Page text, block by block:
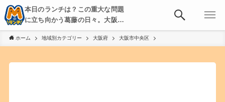
本日のランチは？この重大な問題
に立ち向かう葛藤の日々。大阪・
京都・神戸を中心とした食べ歩
き、飲み歩きを綴る。
ホーム 地域別カテゴリー 大阪府 大阪市中央区